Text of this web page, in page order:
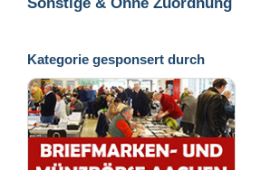
Kategorie gesponsert durch